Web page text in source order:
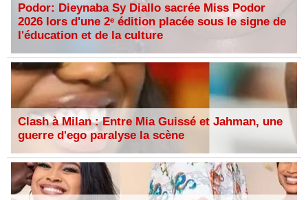
Podor: Dieynaba Sy Diallo sacrée Miss Podor
2026 lors d'une 2ᵉ édition placée sous le signe de
l'éducation et de la culture
Clash à Milan : Entre Mia Guissé et Jahman, une
guerre d'ego paralyse la scène